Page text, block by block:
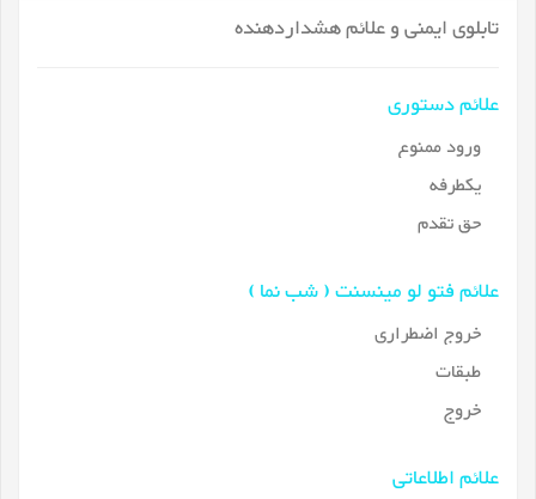
تابلوی ایمنی و علائم هشداردهنده
علائم دستوری
ورود ممنوع
یکطرفه
حق تقدم
علائم فتو لو مینسنت ( شب نما )
خروج اضطراری
طبقات
خروج
علائم اطلاعاتی